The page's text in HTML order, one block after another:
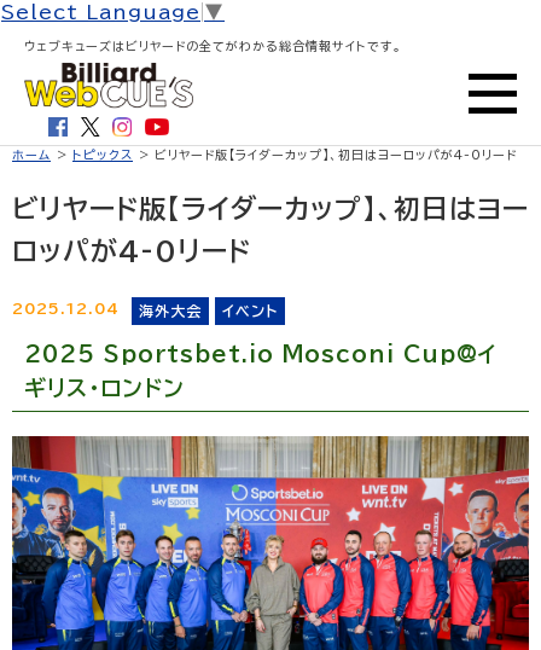
Select Language ▼
ウェブキューズはビリヤードの全てがわかる総合情報サイトです。
ホーム > トピックス > ビリヤード版【ライダーカップ】、初日はヨーロッパが4-0リード
ビリヤード版【ライダーカップ】、初日はヨー
ロッパが4-0リード
2025.12.04 海外大会 イベント
2025 Sportsbet.io Mosconi Cup@イ
ギリス・ロンドン